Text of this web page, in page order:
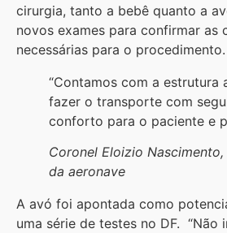
cirurgia, tanto a bebê quanto a
novos exames para confirmar as
necessárias para o procedimento.
“Contamos com a estrutura
fazer o transporte com
conforto para o paciente e
Coronel Eloizio
da aeronave
A avó foi apontada como
uma série de testes no DF. “Não